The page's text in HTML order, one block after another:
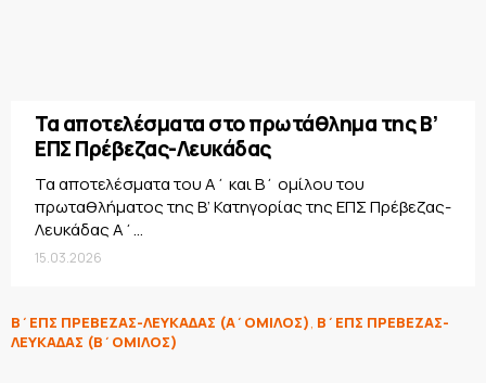
Τα αποτελέσματα στο πρωτάθλημα της Β’
ΕΠΣ Πρέβεζας-Λευκάδας
Τα αποτελέσματα του Α΄ και Β΄ ομίλου του
πρωταθλήματος της Β’ Κατηγορίας της ΕΠΣ Πρέβεζας-
Λευκάδας Α΄...
15.03.2026
Β΄ΕΠΣ ΠΡΕΒΕΖΑΣ-ΛΕΥΚΑΔΑΣ (Α΄ΟΜΙΛΟΣ), Β΄ΕΠΣ ΠΡΕΒΕΖΑΣ-
ΛΕΥΚΑΔΑΣ (Β΄ΟΜΙΛΟΣ)